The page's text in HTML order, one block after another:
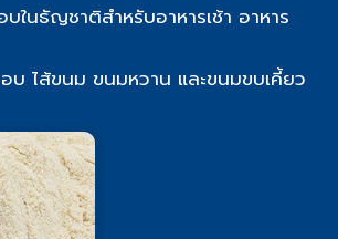
บในธัญชาติสำหรับอาหารเช้า อาหาร
บ ไส้ขนม ขนมหวาน และขนมขบเคี้ยว